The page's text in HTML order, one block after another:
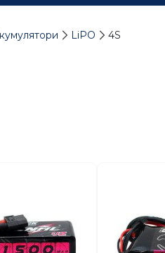
LiPO 4S